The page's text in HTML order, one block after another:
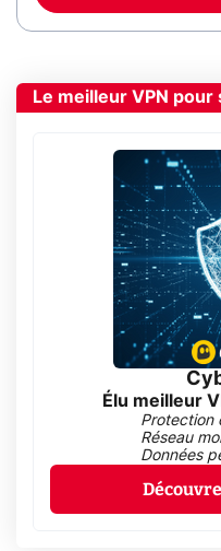
Le meilleur VPN
Élu meilleur
Protection
Réseau
Données